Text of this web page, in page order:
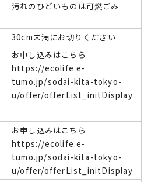
汚れのひどいものは可燃ごみ
30cm未満にお切りください
お申し込みはこちら
https://ecolife.e-
tumo.jp/sodai-kita-tokyo-
u/offer/offerList_initDisplay
お申し込みはこちら
https://ecolife.e-
tumo.jp/sodai-kita-tokyo-
u/offer/offerList_initDisplay